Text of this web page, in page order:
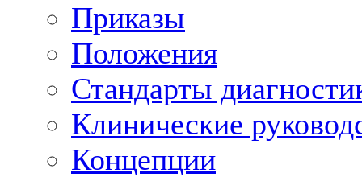
Приказы
Положения
Стандарты
Клинические
Концепции